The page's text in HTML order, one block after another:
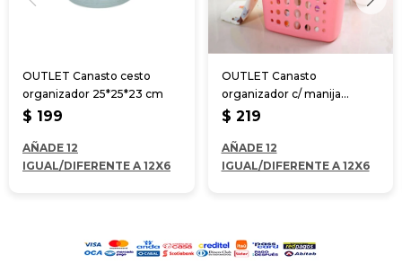
OUTLET Canasto cesto
organizador 25*25*23 cm
$ 199
AÑADE 12
IGUAL/DIFERENTE A 12X6
OUTLET Canasto
organizador c/ manija
30*14*27 cm
$ 219
AÑADE 12
IGUAL/DIFERENTE A 12X6